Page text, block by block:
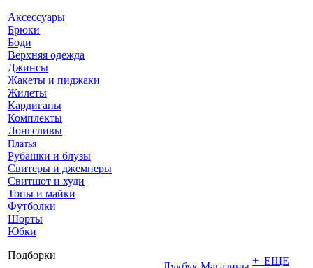
Аксессуары
Брюки
Боди
Верхняя одежда
Джинсы
Жакеты и пиджаки
Жилеты
Кардиганы
Комплекты
Лонгсливы
Платья
Рубашки и блузы
Свитеры и джемперы
Свитшот и худи
Топы и майки
Футболки
Шорты
Юбки
Подборки
+ ЕЩЕ